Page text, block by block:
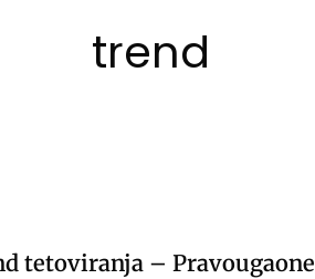
trend
tetoviranja – Pravougaone